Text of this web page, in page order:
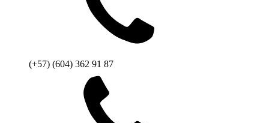
(+57) (604) 362 91 87